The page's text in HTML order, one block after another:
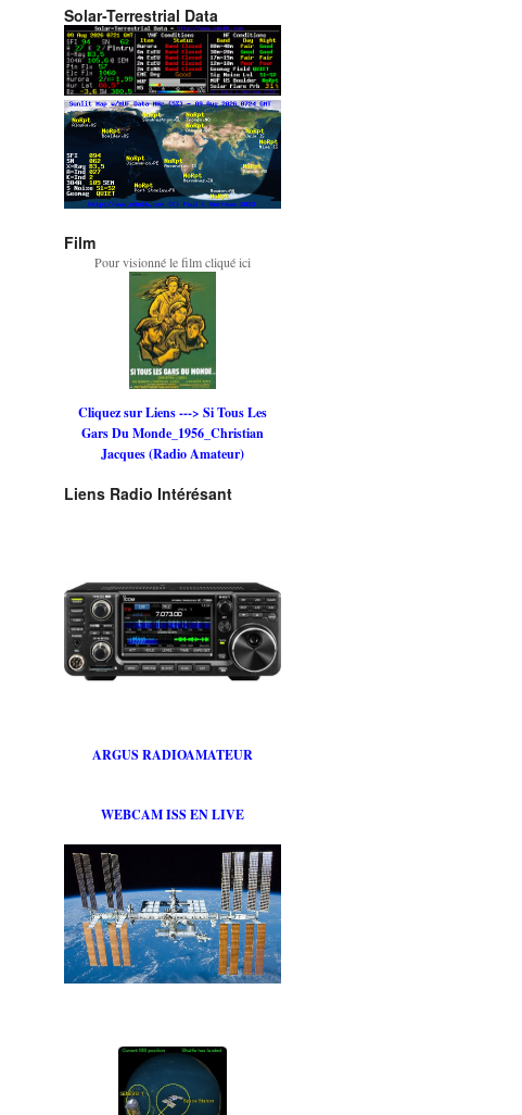
Solar-Terrestrial Data
Film
Pour visionné le film cliqué ici
Cliquez sur Liens ---> Si Tous Les
Gars Du Monde_1956_Christian
Jacques (Radio Amateur)
Liens Radio Intérésant
ARGUS RADIOAMATEUR
WEBCAM ISS EN LIVE